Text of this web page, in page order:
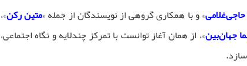
» و با همکاری گروهی از نویسندگان از جمله «متین رکن»،
جهان‌بین»، از همان آغاز توانست با تمرکز چندلایه و نگاه اجتماعی،